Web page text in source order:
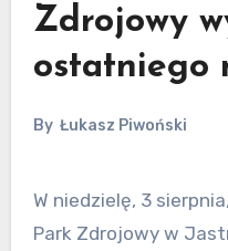
Zdrojowy
ostatniego
By Łukasz Piwoński
W niedzielę, 3 sierpnia, mimo kapryśnej pogody
Park Zdrojowy w